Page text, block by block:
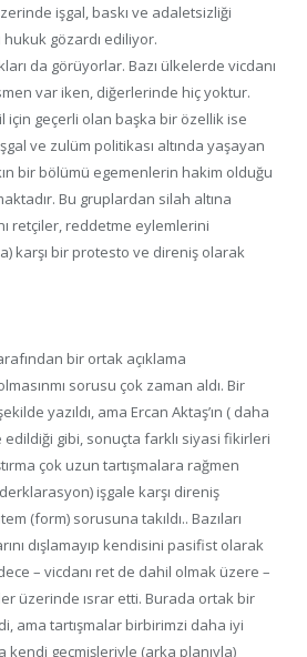
işgal, baskı ve adaletsizliği
gözardı ediliyor.
da görüyorlar. Bazı ülkelerde vicdanı
var iken, diğerlerinde hiç yoktur.
için geçerli olan başka bir özellik ise
ve zulüm politikası altında yaşayan
bir bölümü egemenlerin hakim olduğu
Bu gruplardan silah altına
retçiler, reddetme eylemlerini
karşı bir protesto ve direniş olarak
bir ortak açıklama
sorusu çok zaman aldı. Bir
yazıldı, ama Ercan Aktaş’ın ( daha
edildiği gibi, sonuçta farklı siyasi fikirleri
çok uzun tartışmalara rağmen
işgale karşı direniş
(form) sorusuna takıldı.. Bazıları
dışlamayıp kendisini pasifist olarak
– vicdanı ret de dahil olmak üzere –
üzerinde ısrar etti. Burada ortak bir
ama tartışmalar birbirimzi daha iyi
kendi geçmişleriyle (arka planıyla)